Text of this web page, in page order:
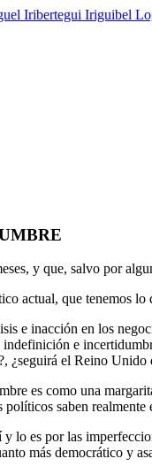
y que, salvo por
actual, que tenemos lo
e inacción en los
e
¿seguirá el Reino
es como una
saben
y lo es por las
más democrático y